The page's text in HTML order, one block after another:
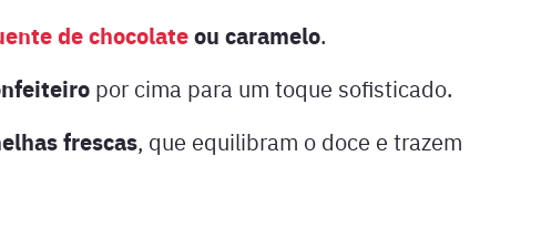
de chocolateou caramelo.
por cima para um toque sofisticado.
frescas, que equilibram o doce e trazem